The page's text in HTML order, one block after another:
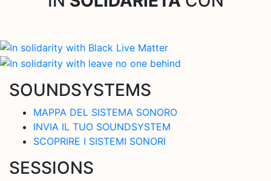
SOUNDSYSTEMS
MAPPA DEL SISTEMA SONORO
INVIA IL TUO SOUNDSYSTEM
SCOPRIRE I SISTEMI SONORI
SESSIONS